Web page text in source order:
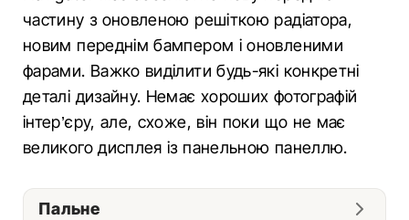
частину з оновленою решіткою радіатора,
новим переднім бампером і оновленими
фарами. Важко виділити будь-які конкретні
деталі дизайну. Немає хороших фотографій
інтер’єру, але, схоже, він поки що не має
великого дисплея із панельною панеллю.
Пальне